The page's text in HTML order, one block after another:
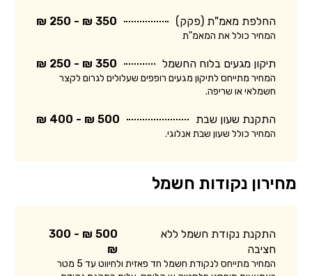
החלפת מאמ"ת (פקק) 350 ₪ - 250 ₪
המחיר כולל את המאמ"ת
תיקון מגעים בלוח החשמל 350 ₪ - 250 ₪
המחיר מתייחס לתיקון מגעים רופפים שעלולים לגרום לקצר
חשמלאי או שריפה.
התקנת שעון שבת 500 ₪ - 400 ₪
המחיר כולל שעון שבת אנלוגי.
מחירון נקודות חשמל
התקנת נקודת חשמל ללא
חציבה
500 ₪ - 300
₪
המחיר מתייחס לנקודת חשמל חד פאזית ולחיווט עד 5 מטר